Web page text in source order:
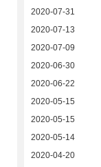
2020-07-31
2020-07-13
2020-07-09
2020-06-30
2020-06-22
2020-05-15
2020-05-15
2020-05-14
2020-04-20